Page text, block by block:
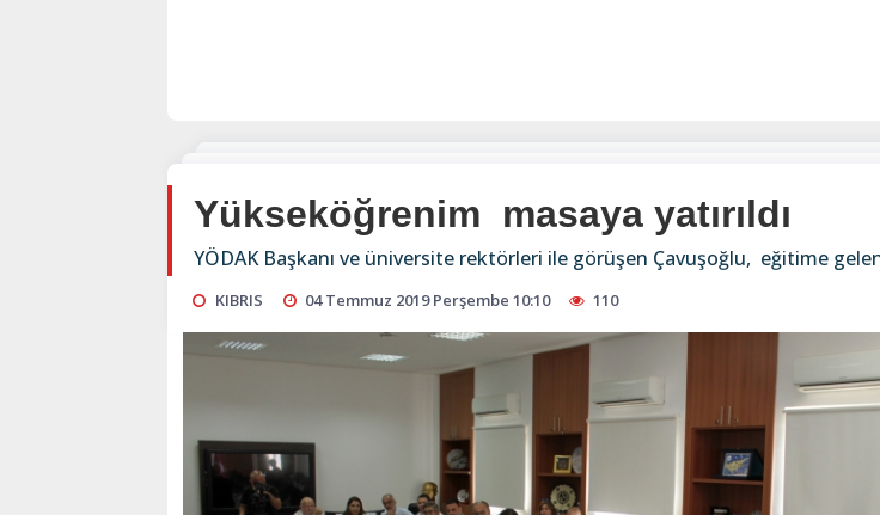
Yükseköğrenim masaya yatırıldı
YÖDAK Başkanı ve üniversite rektörleri ile görüşen Çavuşoğlu, eğitime
KIBRIS 04 Temmuz 2019 Perşembe 10:10 110